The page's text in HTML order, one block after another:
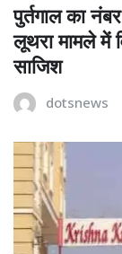
पुर्तगाल का
लूथरा मामले में
साजिश
dotsnews